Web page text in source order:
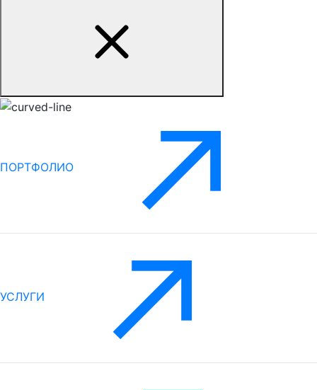
ПОРТФОЛИО
УСЛУГИ